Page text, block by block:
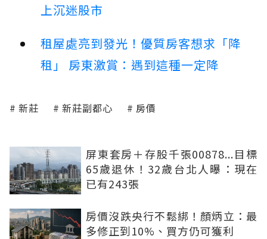
上沉迷股市
租屋處亮到發光！優質房客想求「降
租」 房東激賞：遇到這種一定降
新莊 新莊副都心 房價
屏東套房＋存股千張00878...目標
65歲退休！32歲台北人曝：現在
已有243張
房價沒跌央行不鬆綁！顏炳立：最
多修正到10%、買方仍可獲利